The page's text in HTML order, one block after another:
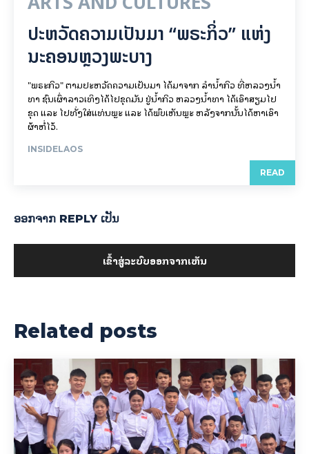
ປະຫວັດຄວາມເປັນມາ “ພຣະກິ່ວ” ແຫ່ງ
ນະຄອນຫຼວງພະບາງ
"ພຣະກິວ" ຕາມປະຫວັດຄວາມເປັນມາ ໄດ້ມາຈາກ ລຳນ້ຳກິວ ທີ່ຫລວງນ້ຳ
ທາ ຊົນເຜົ່າລາວເທິງໄດ້ໄປຂຸດມັນ ຢູ່ນ້ຳກິວ ຫລວງນ້ຳທາ ໄດ້ເອົາສຽມໄປ
ຂຸດ ແລະ ໄປທັ່ງໃສ່ແທ່ນພຼະ ແລະ ໄດ້ພົບເຫັນພຼະ ຫລັງຈາກນັ້ນໄດ້ຫາເອົາ
ຜ້າຫໍ່ໄວ້.
INSIDELAOS
READ
ອອກ​ຈາກ REPLY ເປັນ
ເຂົ້າ​ສູ່​ລະ​ບົບ​ອອກ​ຈາກ​ເຫັນ
Related posts